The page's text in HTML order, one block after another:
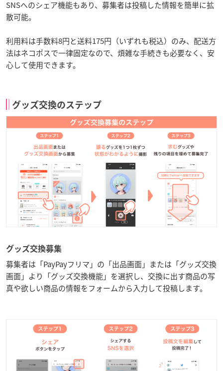
SNSへのシェア機能もあり、募集者は投稿した情報を簡単に拡
散可能。
利用料は手数料8円と送料175円（いずれも税込）のみ、配送方
法はネコポスで一律固定なので、煩雑な手続きも必要なく、安
心して使用できます。
グッズ交換のステップ
グッズ交換募集
募集者は「PayPayフリマ」の「出品画面」または「グッズ交換
画面」より「グッズ交換機能」を選択し、交換に出す商品の写
真や欲しい商品の情報をフォームから入力して投稿します。